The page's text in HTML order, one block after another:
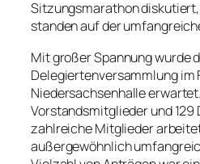
Sitzungsmarathon
standen auf der
Mit großer Spannung wurde
Delegiertenversammlung im
Niedersachsenhalle
Vorstandsmitglieder und
zahlreiche Mitglieder
außergewöhnlich